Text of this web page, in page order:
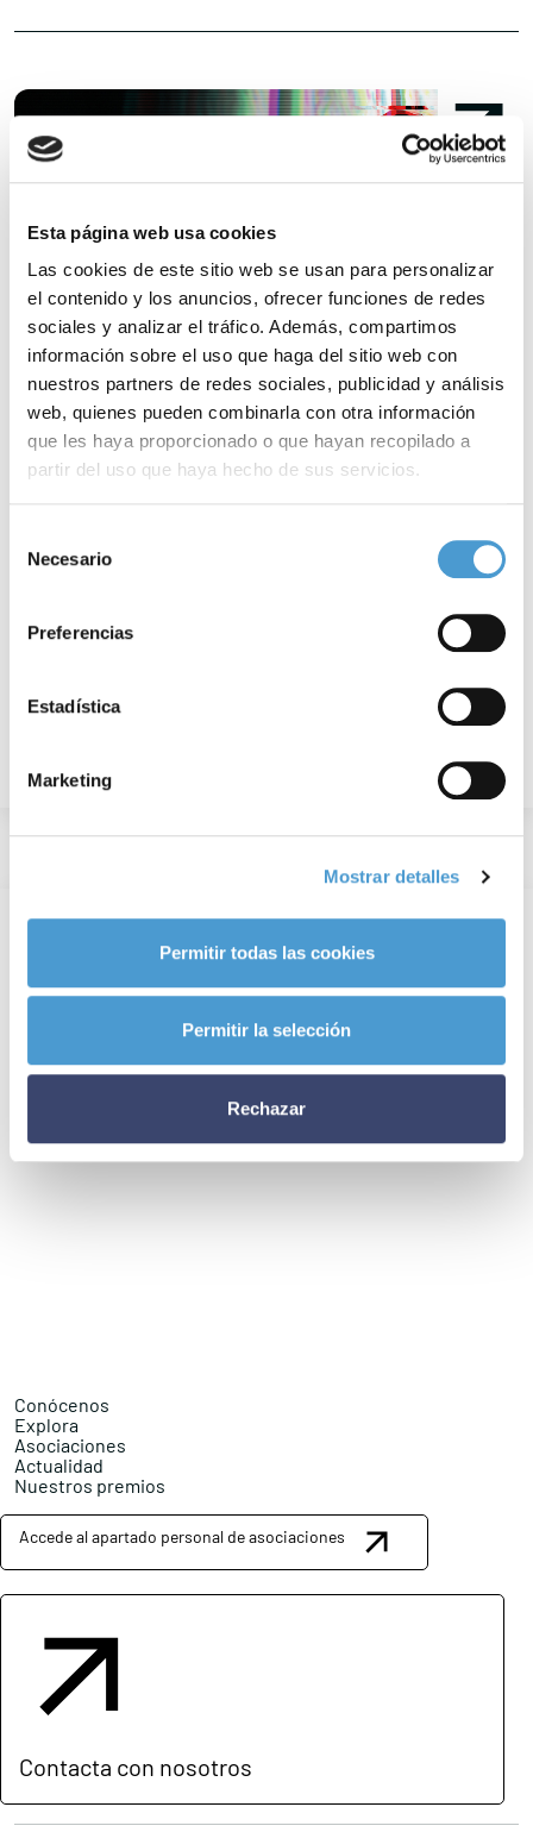
Esta página web usa cookies
Las cookies de este sitio web se usan para personalizar
el contenido y los anuncios, ofrecer funciones de redes
sociales y analizar el tráfico. Además, compartimos
información sobre el uso que haga del sitio web con
nuestros partners de redes sociales, publicidad y análisis
web, quienes pueden combinarla con otra información
que les haya proporcionado o que hayan recopilado a
partir del uso que haya hecho de sus servicios.
de cookies
Necesario
Preferencias
Estadística
Marketing
Mostrar detalles
Permitir todas las cookies
Permitir la selección
Rechazar
Conócenos
Explora
Asociaciones
Actualidad
Nuestros premios
Accede al apartado personal de asociaciones
Contacta con nosotros